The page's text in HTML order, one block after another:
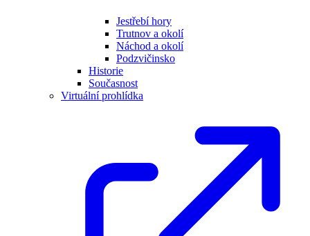
Jestřebí hory
Trutnov a okolí
Náchod a okolí
Podzvičinsko
Historie
Současnost
Virtuální prohlídka